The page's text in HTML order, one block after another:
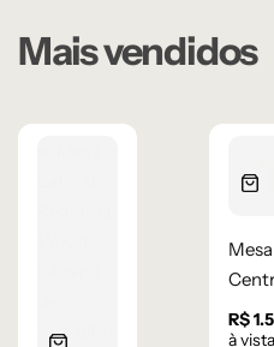
Mais vendidos
–
R$
à vista